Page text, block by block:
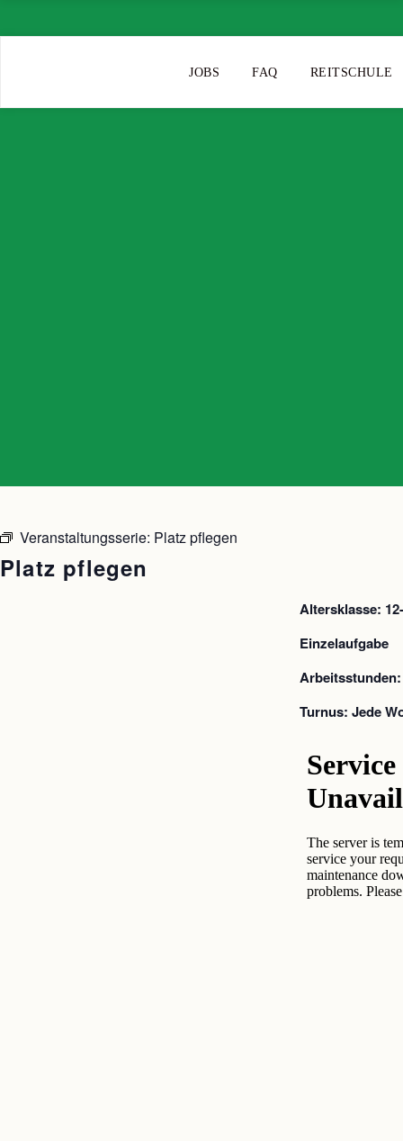
JOBS FAQ REITSCHULE
Veranstaltungsserie: Platz pflegen
Platz pflegen
Altersklasse:
Einzelaufgabe
Turnus: Jede